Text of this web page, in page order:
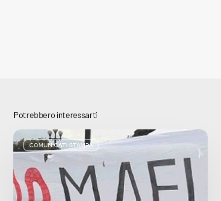
Potrebbero interessarti
COMUNICATI STAMPA
Basta
bugie,
Regione
Lombardia
pratica
l’antimafia